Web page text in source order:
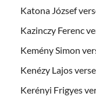
Katona József
Kazinczy Ferenc
Kemény Simon
Kenézy Lajos
Kerényi Frigyes